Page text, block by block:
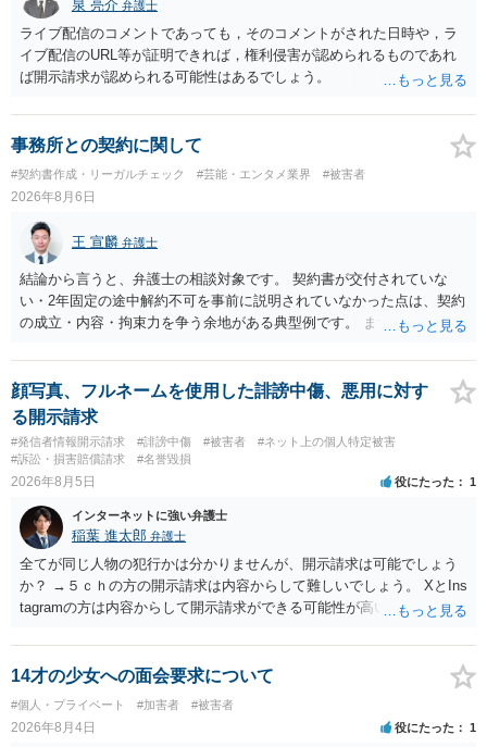
泉 亮介 弁護士
ライブ配信のコメントであっても，そのコメントがされた日時や，ラ
イブ配信のURL等が証明できれば，権利侵害が認められるものであれ
ば開示請求が認められる可能性はあるでしょう。
事務所との契約に関して
#契約書作成・リーガルチェック #芸能・エンタメ業界 #被害者
2026年8月6日
王 宣麟 弁護士
結論から言うと、弁護士の相談対象です。 契約書が交付されていな
い・2年固定の途中解約不可を事前に説明されていなかった点は、契約
の成立・内容・拘束力を争う余地がある典型例です。 まずは、運営と
みてはいかがでしょうか。 また同時並行で（もしまだされていないの
であれば）書面で退所意思の明確化はしておくべきだと考えます。
顔写真、フルネームを使用した誹謗中傷、悪用に対す
る開示請求
#発信者情報開示請求 #誹謗中傷 #被害者
#ネット上の個人特定被害
#訴訟・損害賠償請求
#名誉毀損
2026年8月5日 役にたった 1
インターネットに強い弁護士
稲葉 進太郎 弁護士
全てが同じ人物の犯行かは分かりませんが、開示請求は可能でしょう
か？ →５ｃｈの方の開示請求は内容からして難しいでしょう。 XとIns
tagramの方は内容からして開示請求ができる可能性が高いでしょう。
いでしょう。７月中にアカウントが削除されている場合、今から進め
ても失敗する可能性が高いように思われます。 相手を特定できた場
合、相手に全ての弁護士費用を負担させることは可能でしょうか？ →
訴訟外の交渉で相手方が認めれば負担させることができるでしょう。
訴訟で判決となった場合は、実際の弁護士費用が認められる場合と認
14才の少女への面会要求について
#個人・プライベート #加害者 #被害者
2026年8月4日 役にたった 1